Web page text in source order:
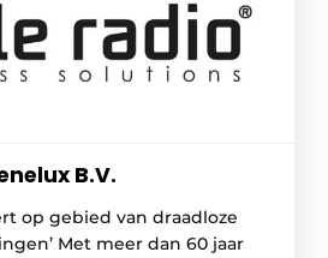
B.V.
op gebied van draadloze
Met meer dan 60 jaar